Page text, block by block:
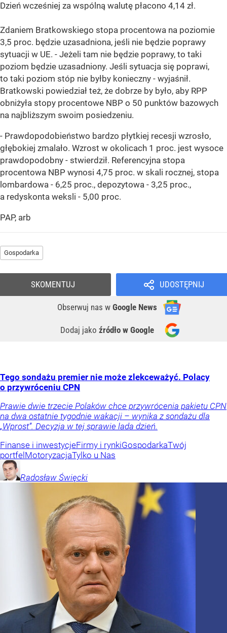
Dzień wcześniej za wspólną walutę płacono 4,14 zł.
Zdaniem Bratkowskiego stopa procentowa na poziomie
3,5 proc. będzie uzasadniona, jeśli nie będzie poprawy
sytuacji w UE. - Jeżeli tam nie będzie poprawy, to taki
poziom będzie uzasadniony. Jeśli sytuacja się poprawi,
to taki poziom stóp nie byłby konieczny - wyjaśnił.
Bratkowski powiedział też, że dobrze by było, aby RPP
obniżyła stopy procentowe NBP o 50 punktów bazowych
na najbliższym swoim posiedzeniu.
- Prawdopodobieństwo bardzo płytkiej recesji wzrosło,
głębokiej zmalało. Wzrost w okolicach 1 proc. jest wysoce
prawdopodobny - stwierdził. Referencyjna stopa
procentowa NBP wynosi 4,75 proc. w skali rocznej, stopa
lombardowa - 6,25 proc., depozytowa - 3,25 proc.,
a redyskonta weksli - 5,00 proc.
PAP, arb
Gospodarka
UDOSTĘPNIJ
Obserwuj nas w Google News
Dodaj jako źródło w Google
SKOMENTUJ
Tego sondażu premier nie może zlekceważyć. Polacy
o przywróceniu CPN
Prawie dwie trzecie Polaków chce przywrócenia pakietu CPN
na dwa ostatnie tygodnie wakacji – wynika z sondażu dla
„Wprost”. Decyzja w tej sprawie lada dzień.
Finanse i inwestycjeFirmy i rynkiGospodarkaTwój
portfel MotoryzacjaTylko u Nas
Radosław Święcki